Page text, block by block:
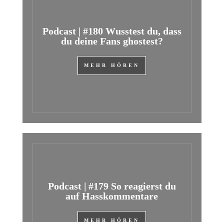
Podcast | #180 Wusstest du, dass
du deine Fans ghostest?
MEHR HÖREN
Podcast | #179 So reagierst du
auf Hasskommentare
MEHR HÖREN